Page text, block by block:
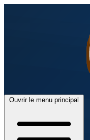
Ouvrir le menu principal